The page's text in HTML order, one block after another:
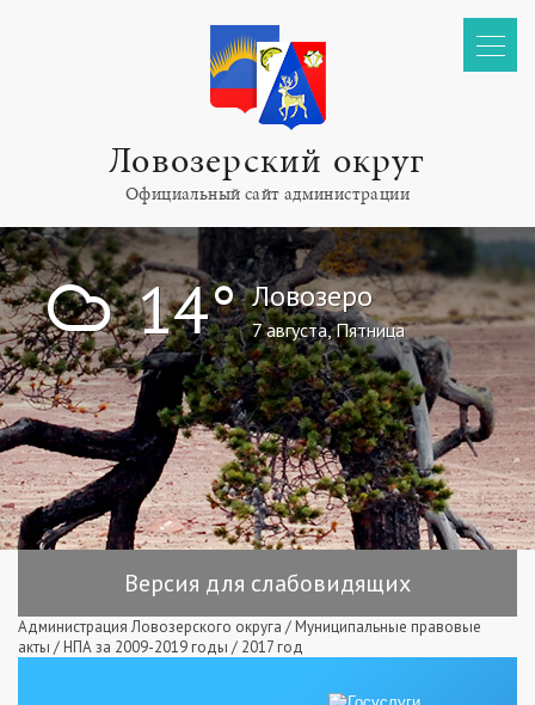
Ловозерский округ
Официальный сайт администрации
! 14° Ловозеро
7 августа, Пятница
Версия для слабовидящих
Администрация Ловозерского округа / Муниципальные правовые
акты / НПА за 2009-2019 годы / 2017 год